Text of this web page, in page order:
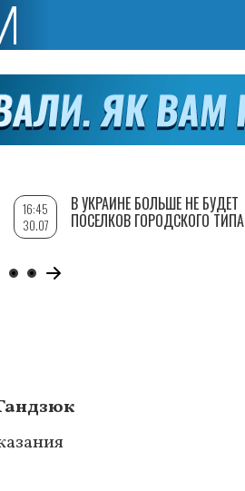
16:45
30.07
В УКРАИНЕ БОЛЬШЕ НЕ БУДЕТ
ПОСЕЛКОВ ГОРОДСКОГО ТИПА